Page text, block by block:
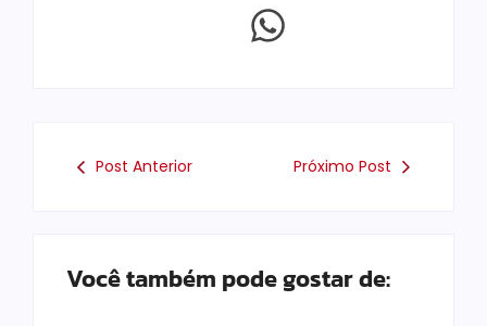
Post Anterior Próximo Post
Você também pode gostar de: